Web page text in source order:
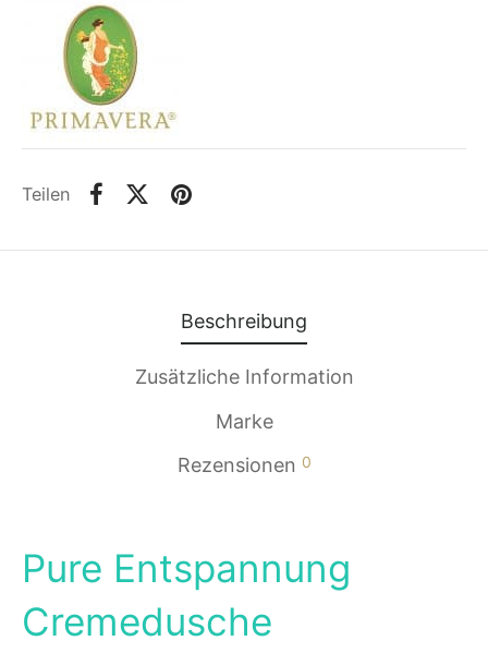
Teilen
Beschreibung
Zusätzliche Information
Marke
Rezensionen 0
Pure Entspannung
Cremedusche